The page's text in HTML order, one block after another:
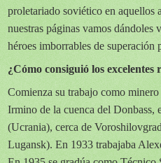
proletariado soviético en aquellos
nuestras páginas vamos dándoles
héroes imborrables de superación
¿Cómo consiguió los
Comienza su trabajo como
Irmino de la cuenca del Donbass,
(Ucrania), cerca de
Lugansk). En 1933 trabajaba